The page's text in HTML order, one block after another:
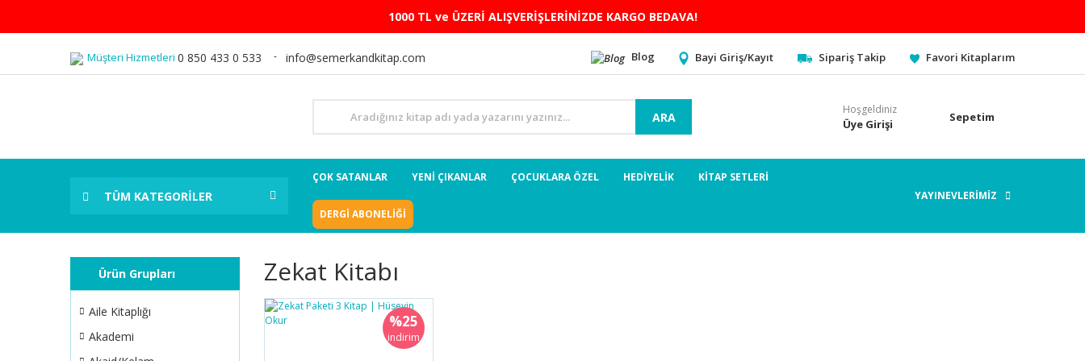
1000 TL ve ÜZERİ ALIŞVERİŞLERİNİZDE KARGO BEDAVA!
Müşteri Hizmetleri 0 850 433 0 533 info@semerkandkitap.com Blog Bayi Giriş/Kayıt Sipariş Takip Favori Kitaplarım
ARA
Hoşgeldiniz
Üye Girişi Sepetim
TÜM KATEGORİLER
ÇOK SATANLAR YENİ ÇIKANLAR ÇOCUKLARA ÖZEL HEDİYELİK KİTAP SETLERİ
DERGİ ABONELİĞİ
YAYINEVLERİMİZ
Ürün Grupları
Aile Kitaplığı
Akademi
Zekat Kitabı
%25
indirim